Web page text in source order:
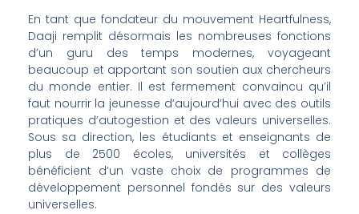
En tant que fondateur du mouvement Heartfulness,
Daaji remplit désormais les nombreuses fonctions
d’un guru des temps modernes, voyageant
beaucoup et apportant son soutien aux chercheurs
du monde entier. Il est fermement convaincu qu’il
faut nourrir la jeunesse d’aujourd’hui avec des outils
pratiques d’autogestion et des valeurs universelles.
Sous sa direction, les étudiants et enseignants de
plus de 2500 écoles, universités et collèges
bénéficient d’un vaste choix de programmes de
développement personnel fondés sur des valeurs
universelles.